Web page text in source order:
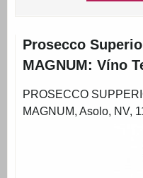
Prosecco
MAGNUM: Víno
PROSECCO
MAGNUM, Asolo, NV,